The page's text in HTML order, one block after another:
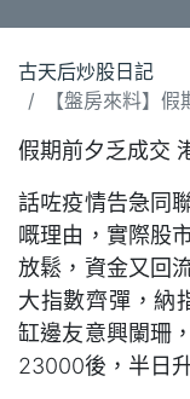
古天后炒股日記
【盤房來料】
假期前夕乏成交
話咗疫情告急同
嘅理由，實際股
放鬆，資金又回
大指數齊彈，納
缸邊友意興闌珊
23000後，半日